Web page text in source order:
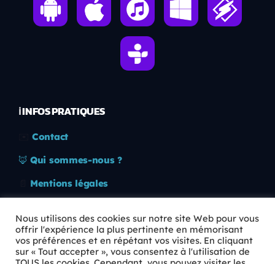
ℹ️ INFOS PRATIQUES
Contact
🦊 Qui sommes-nous ?
Mentions légales
🛡️ RGPD
Copyright © 2026 Animkids. Tous droits réservés.
Nous utilisons des cookies sur notre site Web pour vous
offrir l'expérience la plus pertinente en mémorisant
vos préférences et en répétant vos visites. En cliquant
sur « Tout accepter », vous consentez à l'utilisation de